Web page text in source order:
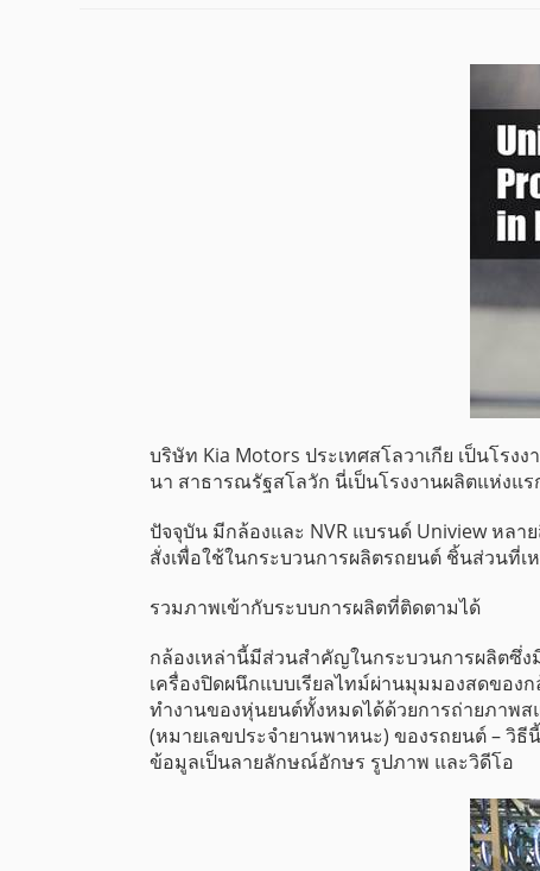
บริษัท Kia Motors ประเทศสโลวาเกีย เป็นโร
นา สาธารณรัฐสโลวัก นี่เป็นโรงงานผลิตแห่งแร
ปัจจุบัน มีกล้องและ NVR แบรนด์ Uniview หล
สั่งเพื่อใช้ในกระบวนการผลิตรถยนต์ ชิ้นส่วนที่
รวมภาพเข้ากับระบบการผลิตที่ติดตามได้
กล้องเหล่านี้มีส่วนสำคัญในกระบวนการผลิตซึ่
เครื่องปิดผนึกแบบเรียลไทม์ผ่านมุมมองสดขอ
ทำงานของหุ่นยนต์ทั้งหมดได้ด้วยการถ่ายภาพ
(หมายเลขประจำยานพาหนะ) ของรถยนต์ – วิ
ข้อมูลเป็นลายลักษณ์อักษร รูปภาพ และวิดีโอ